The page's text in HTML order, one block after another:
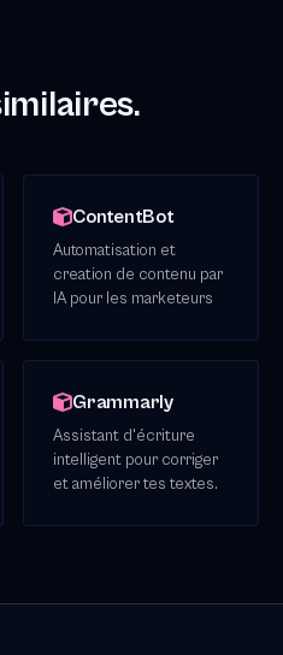
ContentBot
Automatisation et
creation de contenu par
IA pour les marketeurs
Grammarly
Assistant d'écriture
intelligent pour corriger
et améliorer tes textes.